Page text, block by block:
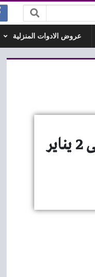
عروض الادوات المنزلية
عروض كارفور الامارات اليوم 24 ديسمبر 2020 حتى 2 يناير